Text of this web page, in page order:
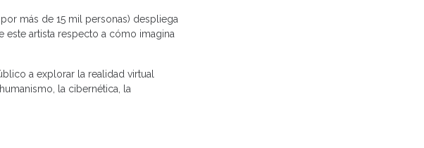
más de 15 mil personas) despliega
este artista respecto a cómo imagina
a explorar la realidad virtual
la cibernética, la